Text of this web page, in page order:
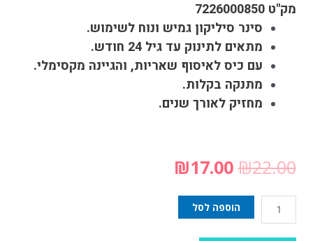
מק"ט 7226000850
סינר סיליקון גמיש ונוח לשימוש.
מתאים לתינוק עד גיל 24 חודש.
עם כיס לאיסוף שאריות, והגיינה מקסימלי.
מתנקה בקלות.
מחזיק לאורך שנים.
₪22.00
₪17.00
הוספה לסל